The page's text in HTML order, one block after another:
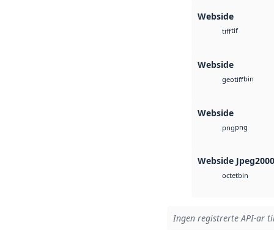
Webside
tifftif
Webside
geotiffbin
Webside
pngpng
Webside Jpeg2000
octetbin
Ingen registrerte API-ar